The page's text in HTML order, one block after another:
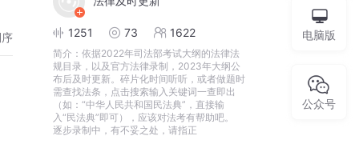
1251 73 1622
简介： 依据2022年司法部考试大纲的法律法
规目录，以及官方法律录制，2023年大纲公
布后及时更新。碎片化时间听听，或者做题时
需查找法条，点击搜索输入关键词一查即出
（如：“中华人民共和国民法典”，直接输
入“民法典”即可），应该对法考有帮助吧。
逐步录制中，有不妥之处，请指正
电脑版
公众号